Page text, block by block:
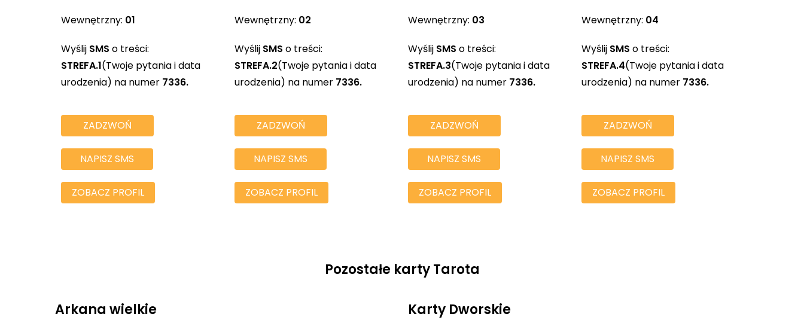
Wewnętrzny: 01
Wyślij SMS o treści:
STREFA.1(Twoje pytania i data
urodzenia) na numer 7336.
ZADZWOŃ
NAPISZ SMS
ZOBACZ PROFIL
Wewnętrzny: 02
Wyślij SMS o treści:
STREFA.2(Twoje pytania i data
urodzenia) na numer 7336.
ZADZWOŃ
NAPISZ SMS
ZOBACZ PROFIL
Wewnętrzny: 03
Wyślij SMS o treści:
STREFA.3(Twoje pytania i data
urodzenia) na numer 7336.
ZADZWOŃ
NAPISZ SMS
ZOBACZ PROFIL
Wewnętrzny: 04
Wyślij SMS o treści:
STREFA.4(Twoje pytania i data
urodzenia) na numer 7336.
ZADZWOŃ
NAPISZ SMS
ZOBACZ PROFIL
Pozostałe karty Tarota
Arkana wielkie Karty Dworskie